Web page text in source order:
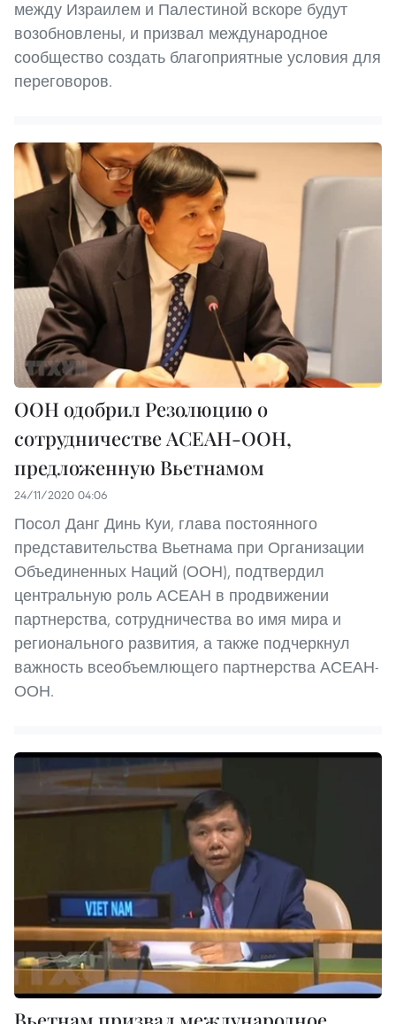
между Израилем и Палестиной вскоре будут
возобновлены, и призвал международное
сообщество создать благоприятные условия для
переговоров.
ООН одобрил Резолюцию о
сотрудничестве АСЕАН-ООН,
предложенную Вьетнамом
24/11/2020 04:06
Посол Данг Динь Куи, глава постоянного
представительства Вьетнама при Организации
Объединенных Наций (ООН), подтвердил
центральную роль АСЕАН в продвижении
партнерства, сотрудничества во имя мира и
регионального развития, а также подчеркнул
важность всеобъемлющего партнерства АСЕАН-
ООН.